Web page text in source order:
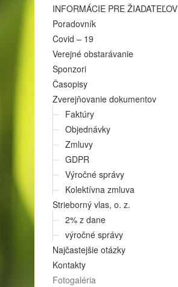
INFORMÁCIE PRE ŽIADATEĽOV
Poradovník
Covid – 19
Verejné obstarávanie
Sponzori
Časopisy
Zverejňovanie dokumentov
Faktúry
Objednávky
Zmluvy
GDPR
Výročné správy
Kolektívna zmluva
Strieborný vlas, o. z.
2% z dane
výročné správy
Najčastejšie otázky
Kontakty
Fotogaléria